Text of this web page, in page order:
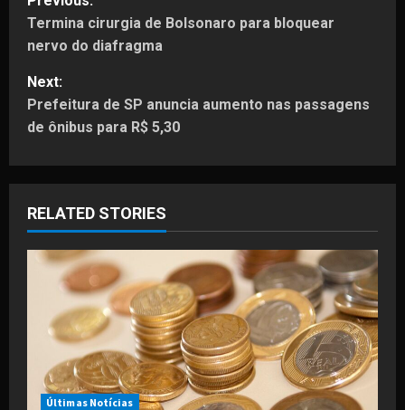
o
s
t
a
v
i
Termina cirurgia de Bolsonaro para bloquear
nervo do diafragma
Next:
Prefeitura de SP anuncia aumento nas passagens
de ônibus para R$ 5,30
RELATED STORIES
Últimas Notícias